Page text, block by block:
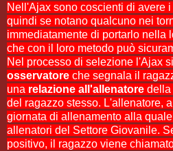
Nell'Ajax sono coscienti di avere
quindi se notano qualcuno nei
immediatamente di portarlo nella
che con il loro metodo può
Nel processo di selezione l'Ajax
osservatore che segnala il
una relazione all'allenatore della
del ragazzo stesso. L'allenatore,
giornata di allenamento alla
allenatori del Settore Giovanile.
positivo, il ragazzo viene